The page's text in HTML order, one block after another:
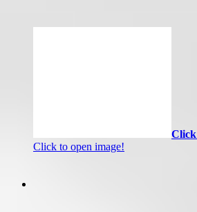
Click
Click to open image!